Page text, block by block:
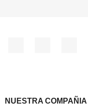
NUESTRA COMPAÑIA